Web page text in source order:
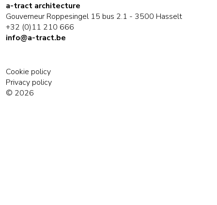
a-tract architecture
Gouverneur Roppesingel 15 bus 2.1 - 3500 Hasselt
+32 (0)11 210 666
info@a-tract.be
Cookie policy
Privacy policy
© 2026